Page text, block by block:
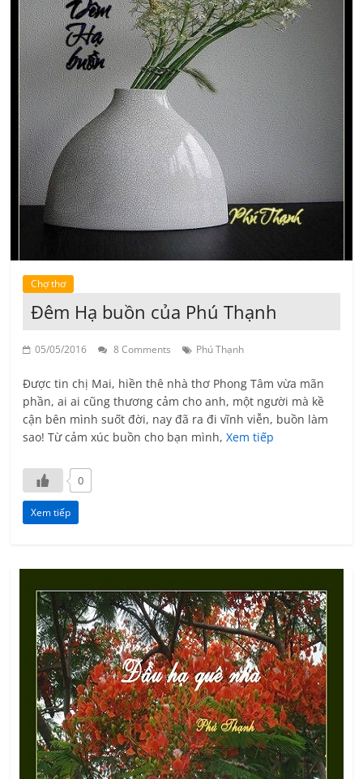
Chợ thơ
Đêm Hạ buồn của Phú Thạnh
05/05/2016 8 Comments Phú Thạnh
Được tin chị Mai, hiền thê nhà thơ Phong Tâm vừa mãn
phần, ai ai cũng thương cảm cho anh, một người mà kề
cận bên mình suốt đời, nay đã ra đi vĩnh viễn, buồn làm
sao! Từ cảm xúc buồn cho bạn mình,Xem tiếp
0
Xem tiếp